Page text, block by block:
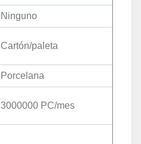
Ninguno
Cartón/paleta
Porcelana
3000000 PC/mes